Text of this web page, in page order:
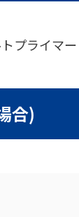
プライマ
合)